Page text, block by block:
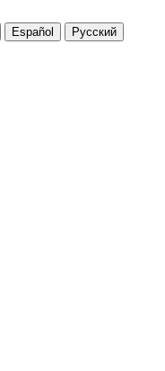
Español
Русский